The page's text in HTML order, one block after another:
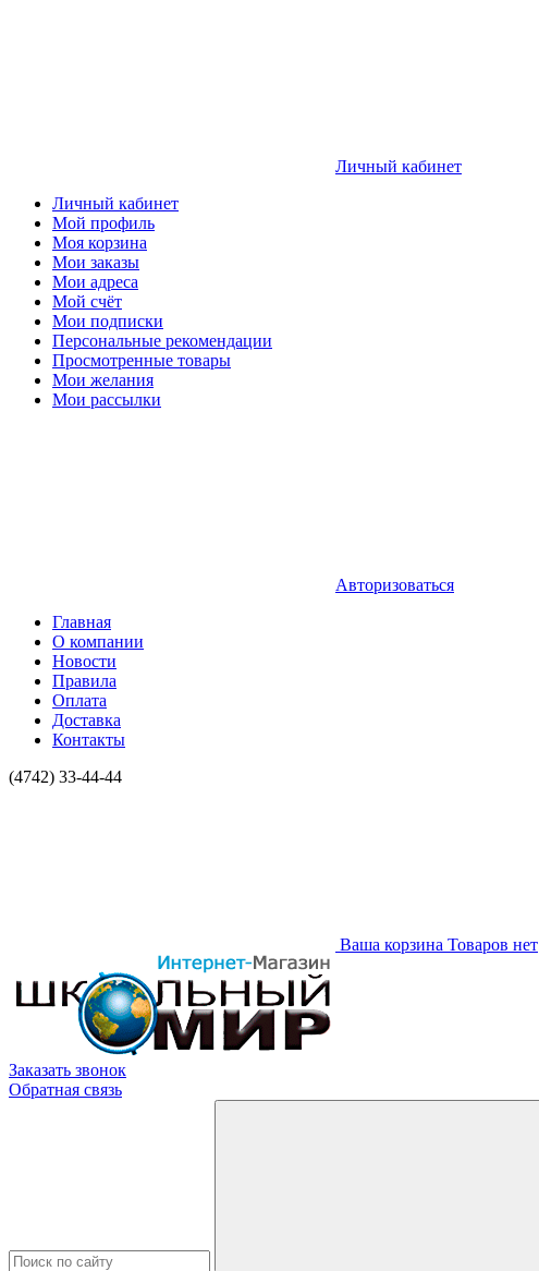
Личный кабинет
Личный кабинет
Мой профиль
Моя корзина
Мои заказы
Мои адреса
Мой счёт
Мои подписки
Персональные рекомендации
Просмотренные товары
Мои желания
Мои рассылки
Авторизоваться
Главная
О компании
Новости
Правила
Оплата
Доставка
Контакты
(4742) 33-44-44
Ваша корзина Товаров нет
Заказать звонок
Обратная связь